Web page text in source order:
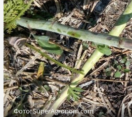
Фото: SuperAgronom.com